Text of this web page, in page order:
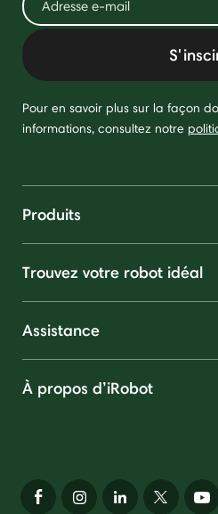
Pour en savoir plus sur la façon
informations, consultez notre
Produits
Trouvez votre robot idéal
Assistance
À propos d’iRobot